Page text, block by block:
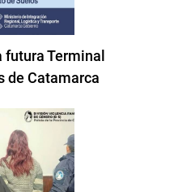
Terminal
de Catamarca